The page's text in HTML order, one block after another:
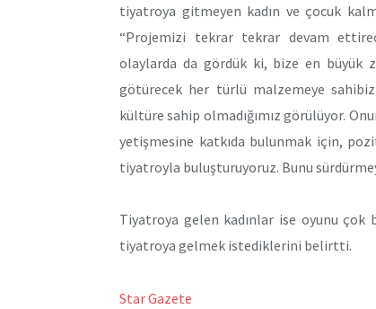
tiyatroya gitmeyen kadın ve çocuk
“Projemizi tekrar tekrar devam
olaylarda da gördük ki, bize en büyük
götürecek her türlü malzemeye
kültüre sahip olmadığımız görülüyor.
yetişmesine katkıda bulunmak için,
tiyatroyla buluşturuyoruz. Bunu
Tiyatroya gelen kadınlar ise oyunu
tiyatroya gelmek istediklerini belirtti.
Star Gazete